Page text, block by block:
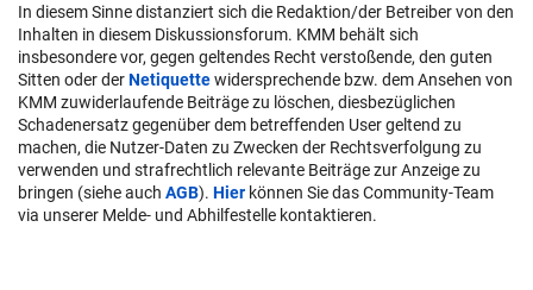
In diesem Sinne distanziert sich die Redaktion/der Betreiber von den
Inhalten in diesem Diskussionsforum. KMM behält sich
insbesondere vor, gegen geltendes Recht verstoßende, den guten
Sitten oder derNetiquettewidersprechende bzw. dem Ansehen von
KMM zuwiderlaufende Beiträge zu löschen, diesbezüglichen
Schadenersatz gegenüber dem betreffenden User geltend zu
machen, die Nutzer-Daten zu Zwecken der Rechtsverfolgung zu
verwenden und strafrechtlich relevante Beiträge zur Anzeige zu
bringen (siehe auch AGB). Hier können Sie das Community-Team
via unserer Melde- und Abhilfestelle kontaktieren.